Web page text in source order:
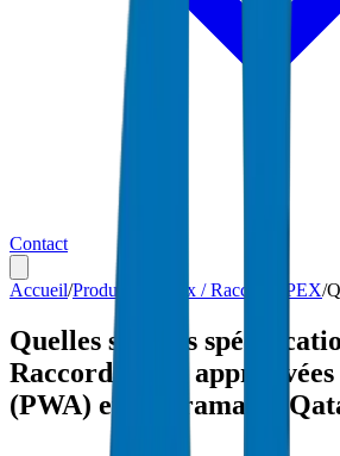
Contact
Accueil/Produits Tuyaux / Raccords PEX/
Quelles sont les
Raccords PEX
(PWA) et Kahramaa à